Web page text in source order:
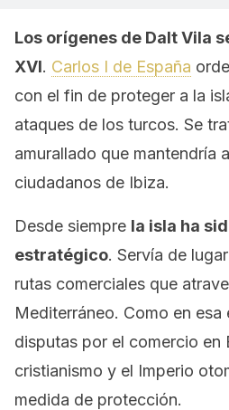
Los orígenes de Dalt Vila
XVI. Carlos I de España
con el fin de proteger a la
ataques de los turcos. Se
amurallado que mantendría
ciudadanos de Ibiza.
Desde siempre la isla ha
estratégico. Servía de
rutas comerciales que
Mediterráneo. Como en esa
disputas por el comercio en
cristianismo y el Imperio
medida de protección.